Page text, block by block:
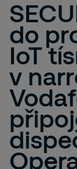
do
IoT
v